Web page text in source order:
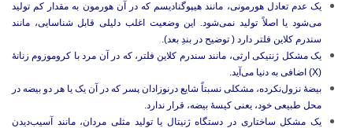
یک عدم تعادل هورمونی، مانند هیپوگنادیسم که در آن هورمون به مقدار کم تولید
می‌شود یا اصلاً تولید نمی‌شود. این وضعیت اغلب دلیلی قابل شناسایی، مانند
سندرم کلاین فلتر دارد ( توضیح در بندِ بعد).
یک مشکل ژنتیکی ارثی، مانند سندرم کلاین فلتر، که در آن مرد با کروموزوم‌ زنانۀ
(X) اضافی به دنیا می‌آید.
بیضۀ نزول‌نکرده، مشکلی نسبتاً شایع درنوزادان پسر که در آن یک یا هر دو بیضه در
محل طبیعی خود، یعنی کیسۀ بیضه، قرار ندارد.
یک مشکل ساختاری در دستگاه ژنیتال یا تولید مثلی مردان، مانند آسیب‌دیدن